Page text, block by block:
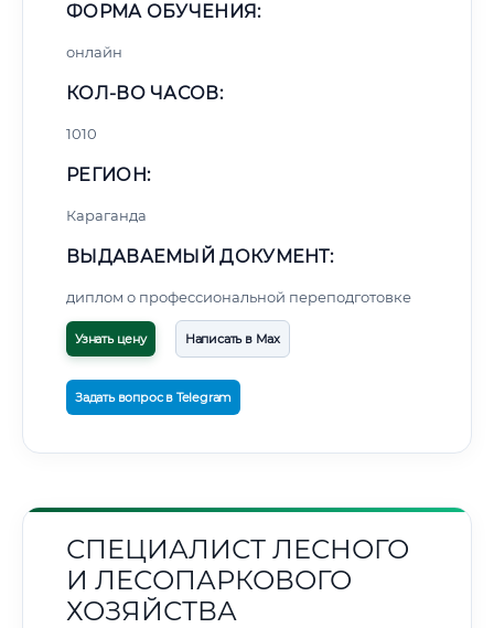
ФОРМА ОБУЧЕНИЯ:
онлайн
КОЛ-ВО ЧАСОВ:
1010
РЕГИОН:
Караганда
ВЫДАВАЕМЫЙ ДОКУМЕНТ:
диплом о профессиональной переподготовке
Узнать цену Написать в Max
Задать вопрос в Telegram
СПЕЦИАЛИСТ ЛЕСНОГО
И ЛЕСОПАРКОВОГО
ХОЗЯЙСТВА